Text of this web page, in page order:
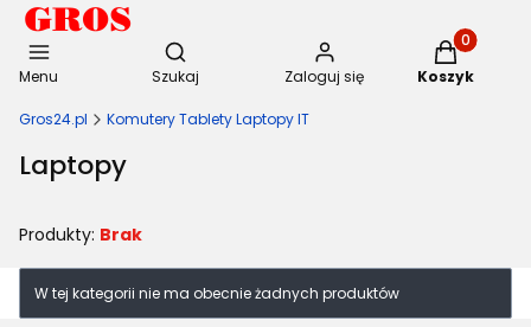
Menu
Otwórz wyszukiwarkę
Szukaj Zaloguj się
Produkty
Koszyk
Gros24.pl Komutery Tablety Laptopy IT
Laptopy
Produkty: Brak
Lista produktów
W tej kategorii nie ma obecnie żadnych produktów